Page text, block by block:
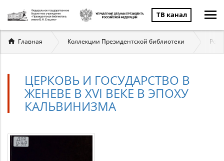
ТВ канал
Вы
здесь
Главная Коллекции Президентской библиотеки
ЦЕРКОВЬ И ГОСУДАРСТВО В
ЖЕНЕВЕ В XVI ВЕКЕ В ЭПОХУ
КАЛЬВИНИЗМА